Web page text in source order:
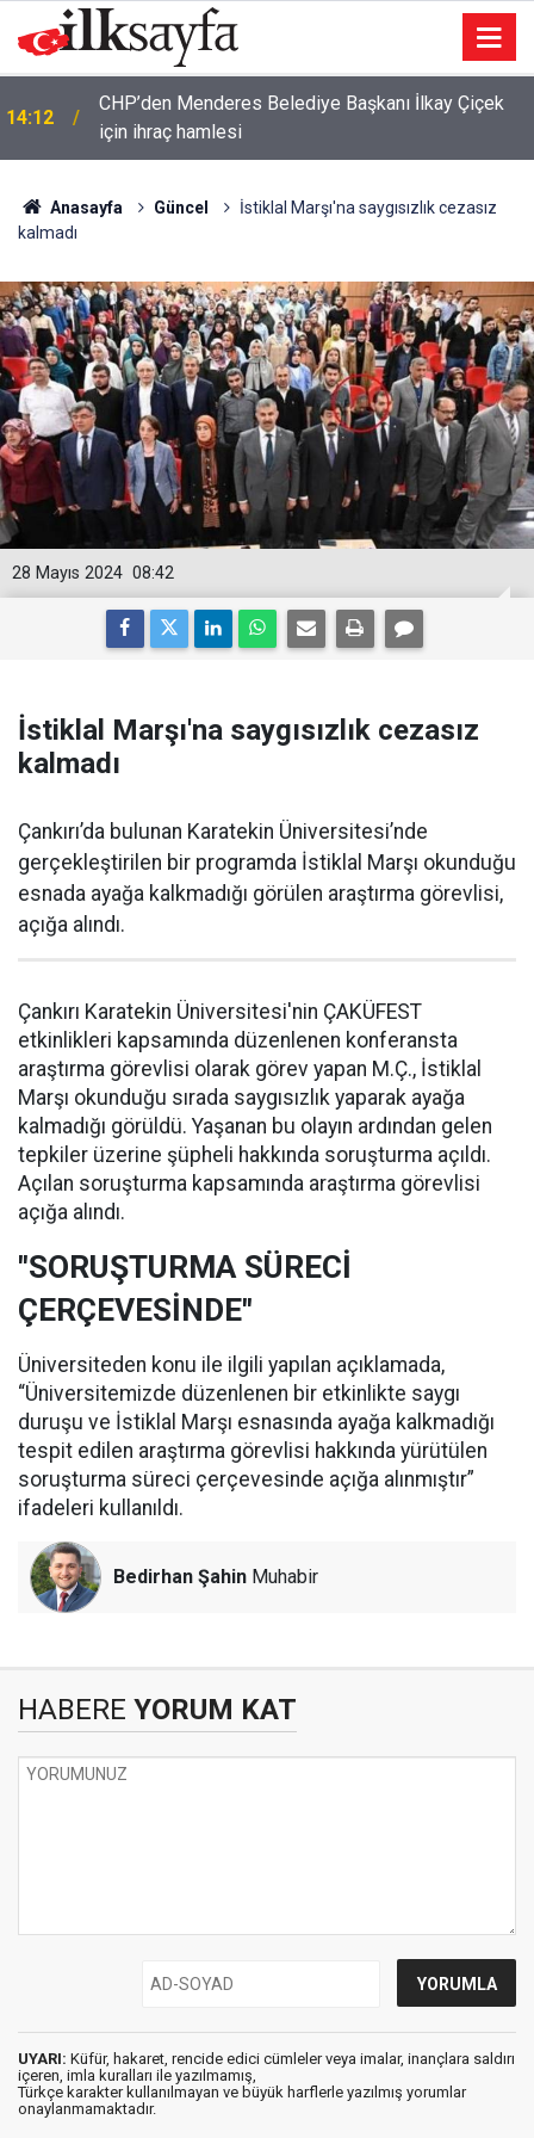
14:12
CHP’den Menderes Belediye Başkanı İlkay Çiçek
için ihraç hamlesi
Anasayfa Güncel
İstiklal Marşı'na saygısızlık cezasız
kalmadı
08:42
28 Mayıs 2024
İstiklal Marşı'na saygısızlık cezasız
kalmadı
Çankırı’da bulunan Karatekin Üniversitesi’nde
gerçekleştirilen bir programda İstiklal Marşı okunduğu
esnada ayağa kalkmadığı görülen araştırma görevlisi,
açığa alındı.
Çankırı Karatekin Üniversitesi'nin ÇAKÜFEST
etkinlikleri kapsamında düzenlenen konferansta
araştırma görevlisi olarak görev yapan M.Ç., İstiklal
Marşı okunduğu sırada saygısızlık yaparak ayağa
kalmadığı görüldü. Yaşanan bu olayın ardından gelen
tepkiler üzerine şüpheli hakkında soruşturma açıldı.
Açılan soruşturma kapsamında araştırma görevlisi
açığa alındı.
"SORUŞTURMA SÜRECİ
ÇERÇEVESİNDE"
Üniversiteden konu ile ilgili yapılan açıklamada,
“Üniversitemizde düzenlenen bir etkinlikte saygı
duruşu ve İstiklal Marşı esnasında ayağa kalkmadığı
tespit edilen araştırma görevlisi hakkında yürütülen
soruşturma süreci çerçevesinde açığa alınmıştır”
ifadeleri kullanıldı.
Bedirhan Şahin Muhabir
HABERE YORUM KAT
UYARI: Küfür, hakaret, rencide edici cümleler veya imalar, inançlara saldırı
içeren, imla kuralları ile yazılmamış,
Türkçe karakter kullanılmayan ve büyük harflerle yazılmış yorumlar
onaylanmamaktadır.